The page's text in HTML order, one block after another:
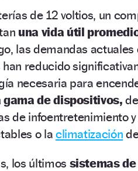
de 12 voltios, un
una vida útil
las demandas
han reducido
necesaria para
gama de dispositivos,
de infoentretenimiento
o la climatización
los últimos sistemas